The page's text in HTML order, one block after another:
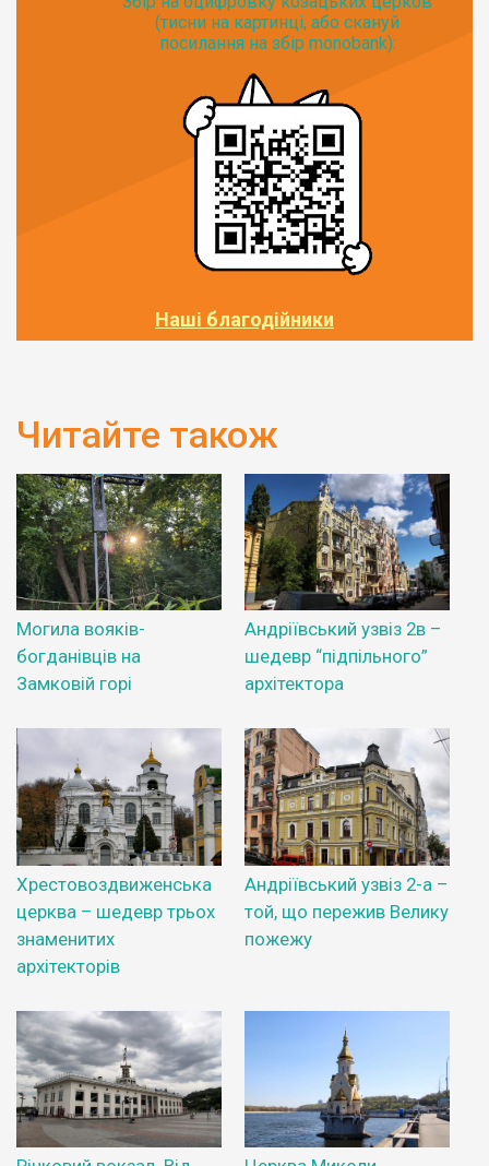
(тисни на картинці, або скануй
посилання на збір monobank):
Наші благодійники
Читайте також
Могила вояків-
богданівців на
Замковій горі
Андріївський узвіз 2в –
шедевр “підпільного”
архітектора
Хрестовоздвиженська
церква – шедевр трьох
знаменитих
архітекторів
Андріївський узвіз 2-а –
той, що пережив Велику
пожежу